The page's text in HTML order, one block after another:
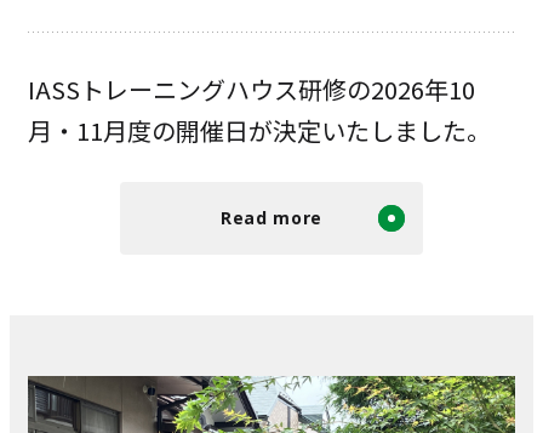
IASSトレーニングハウス研修の2026年10
月・11月度の開催日が決定いたしました。
Read more